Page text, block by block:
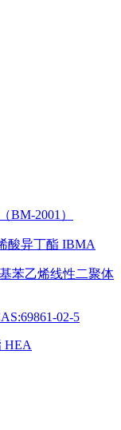
BM-2001）
酸异丁酯 IBMA
苯乙烯线性二聚体
02-5
HEA